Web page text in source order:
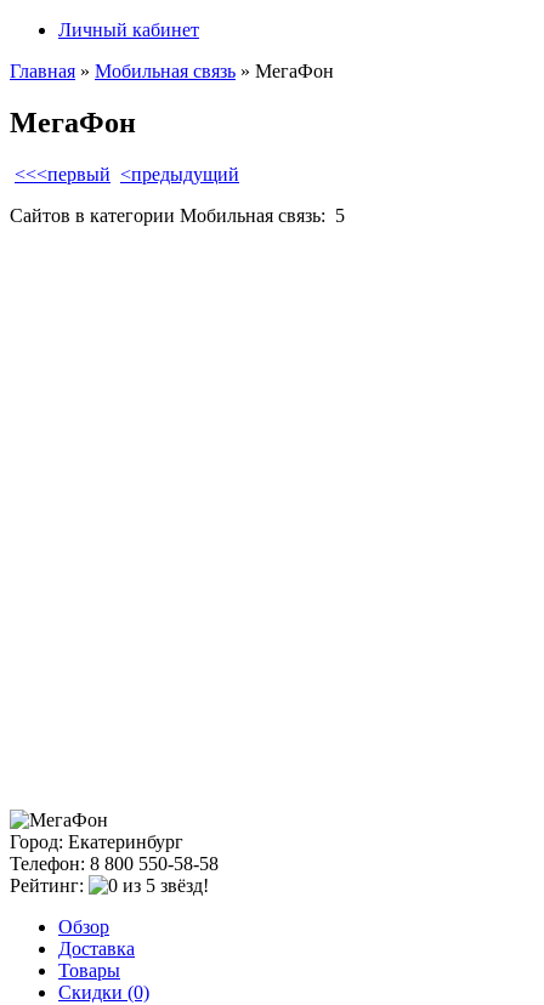
Личный кабинет
Главная » Мобильная связь » МегаФон
МегаФон
<<<первый <предыдущий
Сайтов в категории Мобильная связь: 5
Город: Екатеринбург
Телефон: 8 800 550-58-58
Рейтинг:
Обзор
Доставка
Товары
Скидки (0)